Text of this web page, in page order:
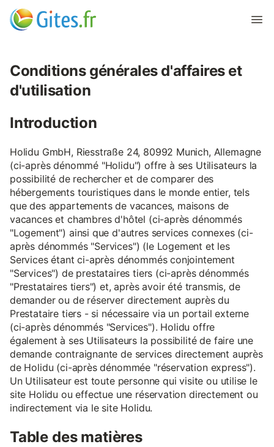
Conditions générales d'affaires et
d'utilisation
Introduction
Holidu GmbH, Riesstraße 24, 80992 Munich, Allemagne
(ci-après dénommé "Holidu") offre à ses Utilisateurs la
possibilité de rechercher et de comparer des
hébergements touristiques dans le monde entier, tels
que des appartements de vacances, maisons de
vacances et chambres d'hôtel (ci-après dénommés
"Logement") ainsi que d'autres services connexes (ci-
après dénommés "Services") (le Logement et les
Services étant ci-après dénommés conjointement
"Services") de prestataires tiers (ci-après dénommés
"Prestataires tiers") et, après avoir été transmis, de
demander ou de réserver directement auprès du
Prestataire tiers - si nécessaire via un portail externe
(ci-après dénommés "Services"). Holidu offre
également à ses Utilisateurs la possibilité de faire une
demande contraignante de services directement auprès
de Holidu (ci-après dénommée "réservation express").
Un Utilisateur est toute personne qui visite ou utilise le
site Holidu ou effectue une réservation directement ou
indirectement via le site Holidu.
Table des matières